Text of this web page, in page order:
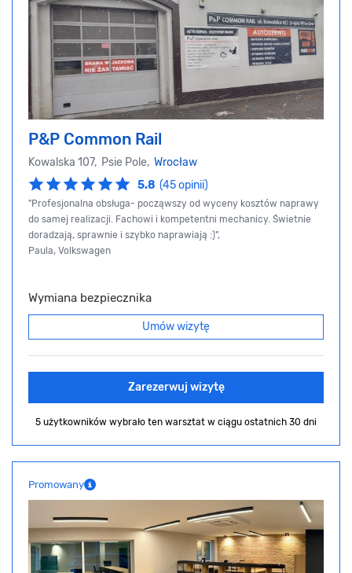
P&P Common Rail
Kowalska 107, Psie Pole, Wrocław
5.8 (45 opinii)
"Profesjonalna obsługa- począwszy od wyceny kosztów naprawy
do samej realizacji. Fachowi i kompetentni mechanicy. Świetnie
doradzają, sprawnie i szybko naprawiają :)",
Paula, Volkswagen
Wymiana bezpiecznika
Umów wizytę
Zarezerwuj wizytę
5 użytkowników wybrało ten warsztat w ciągu ostatnich 30 dni
Promowany